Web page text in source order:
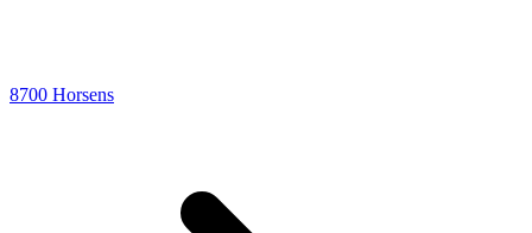
8700 Horsens